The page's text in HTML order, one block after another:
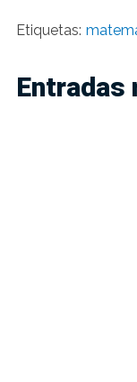
Etiquetas:
Entradas